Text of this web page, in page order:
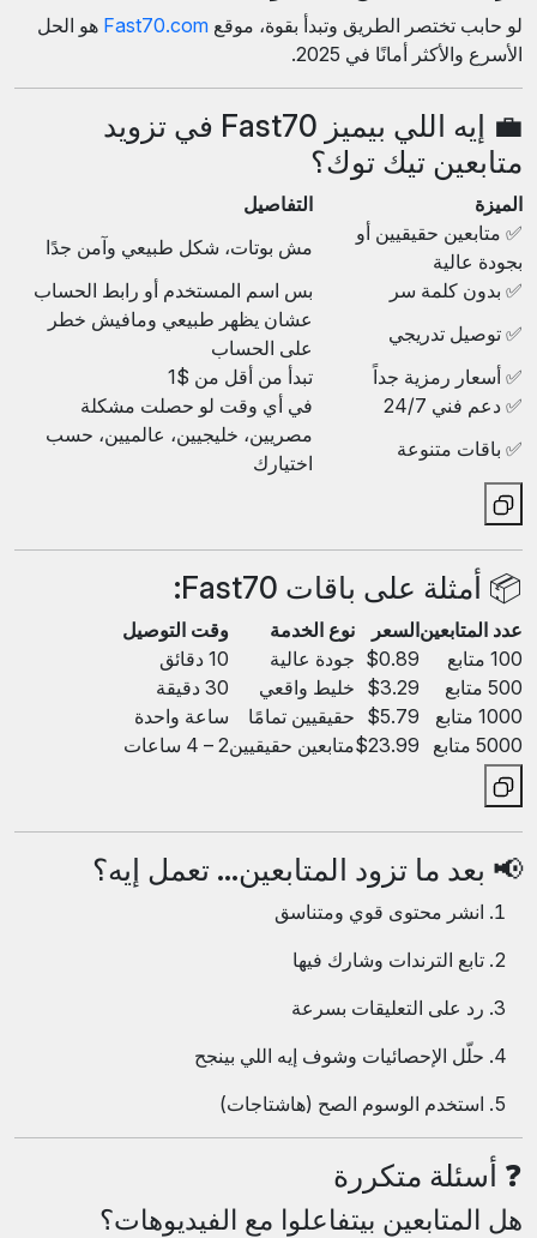
لو حابب تختصر الطريق وتبدأ بقوة، موقع Fast70.com هو الحل
الأسرع والأكثر أمانًا في 2025.
💼 إيه اللي بيميز Fast70 في تزويد
متابعين تيك توك؟
الميزة
التفاصيل
✅ متابعين حقيقيين أو
بجودة عالية
مش بوتات، شكل طبيعي وآمن جدًا
✅ بدون كلمة سر
بس اسم المستخدم أو رابط الحساب
✅ توصيل تدريجي
عشان يظهر طبيعي ومافيش خطر
على الحساب
✅ أسعار رمزية جداً
تبدأ من أقل من $1
✅ دعم فني 24/7
في أي وقت لو حصلت مشكلة
✅ باقات متنوعة
مصريين، خليجيين، عالميين، حسب
اختيارك
📦 أمثلة على باقات Fast70:
عدد المتابعينالسعر نوع الخدمة
وقت التوصيل
100 متابع
$0.89 جودة عالية
10 دقائق
500 متابع
$3.29 خليط واقعي
30 دقيقة
1000 متابع
$5.79 حقيقيين تمامًا
ساعة واحدة
5000 متابع
$23.99متابعين حقيقيين2 – 4 ساعات
📢 بعد ما تزود المتابعين… تعمل إيه؟
انشر محتوى قوي ومتناسق
تابع الترندات وشارك فيها
رد على التعليقات بسرعة
حلّل الإحصائيات وشوف إيه اللي بينجح
استخدم الوسوم الصح (هاشتاجات)
❓ أسئلة متكررة
هل المتابعين بيتفاعلوا مع الفيديوهات؟